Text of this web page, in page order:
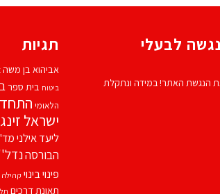
לבעלי
הנגשת האתר! במידה ונתקלת
תגיות
אביהוא בן משה
ביטוח בית ספר
הלאומי
ישראל
ליעד אילני
הבורסה
פינוי בינוי קהילה
תאונת דרכים